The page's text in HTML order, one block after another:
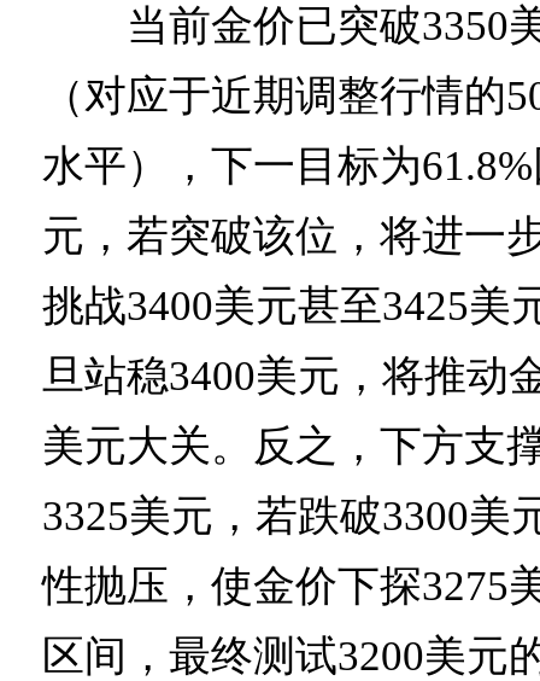
当前金价已突破3350
（对应于近期调整行情的
水平），下一目标为
元，若突破该位，将进一
挑战3400美元甚至3425美
旦站稳3400美元，将推动
美元大关。反之，下方支
3325美元，若跌破3300美
性抛压，使金价下探3275
区间，最终测试3200美元